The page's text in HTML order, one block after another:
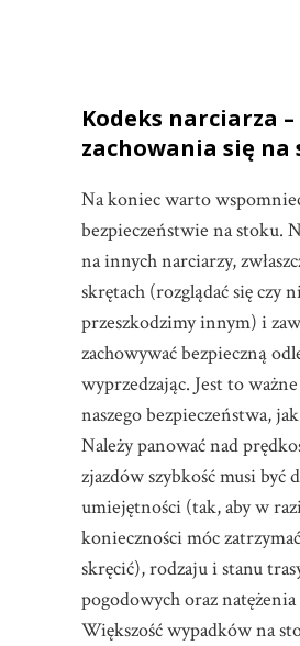
Kodeks narciarza
zachowania się na
Na koniec warto
bezpieczeństwie na stoku.
na innych narciarzy,
skrętach (rozglądać się czy
przeszkodzimy innym) i
zachowywać bezpieczną
wyprzedzając. Jest to
naszego bezpieczeństwa,
Należy panować nad
zjazdów szybkość musi być
umiejętności (tak, aby w
konieczności móc
skręcić), rodzaju i stanu
pogodowych oraz
Większość wypadków na